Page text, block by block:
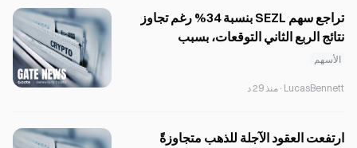
تراجع سهم SEZL بنسبة 34% رغم تجاوز
نتائج الربع الثاني التوقعات، بسبب
التوجيهات الحذرة للنصف الثاني.
الأسهم
LucasBennett
· منذ 29 د
ارتفعت العقود الآجلة للذهب متجاوزةً